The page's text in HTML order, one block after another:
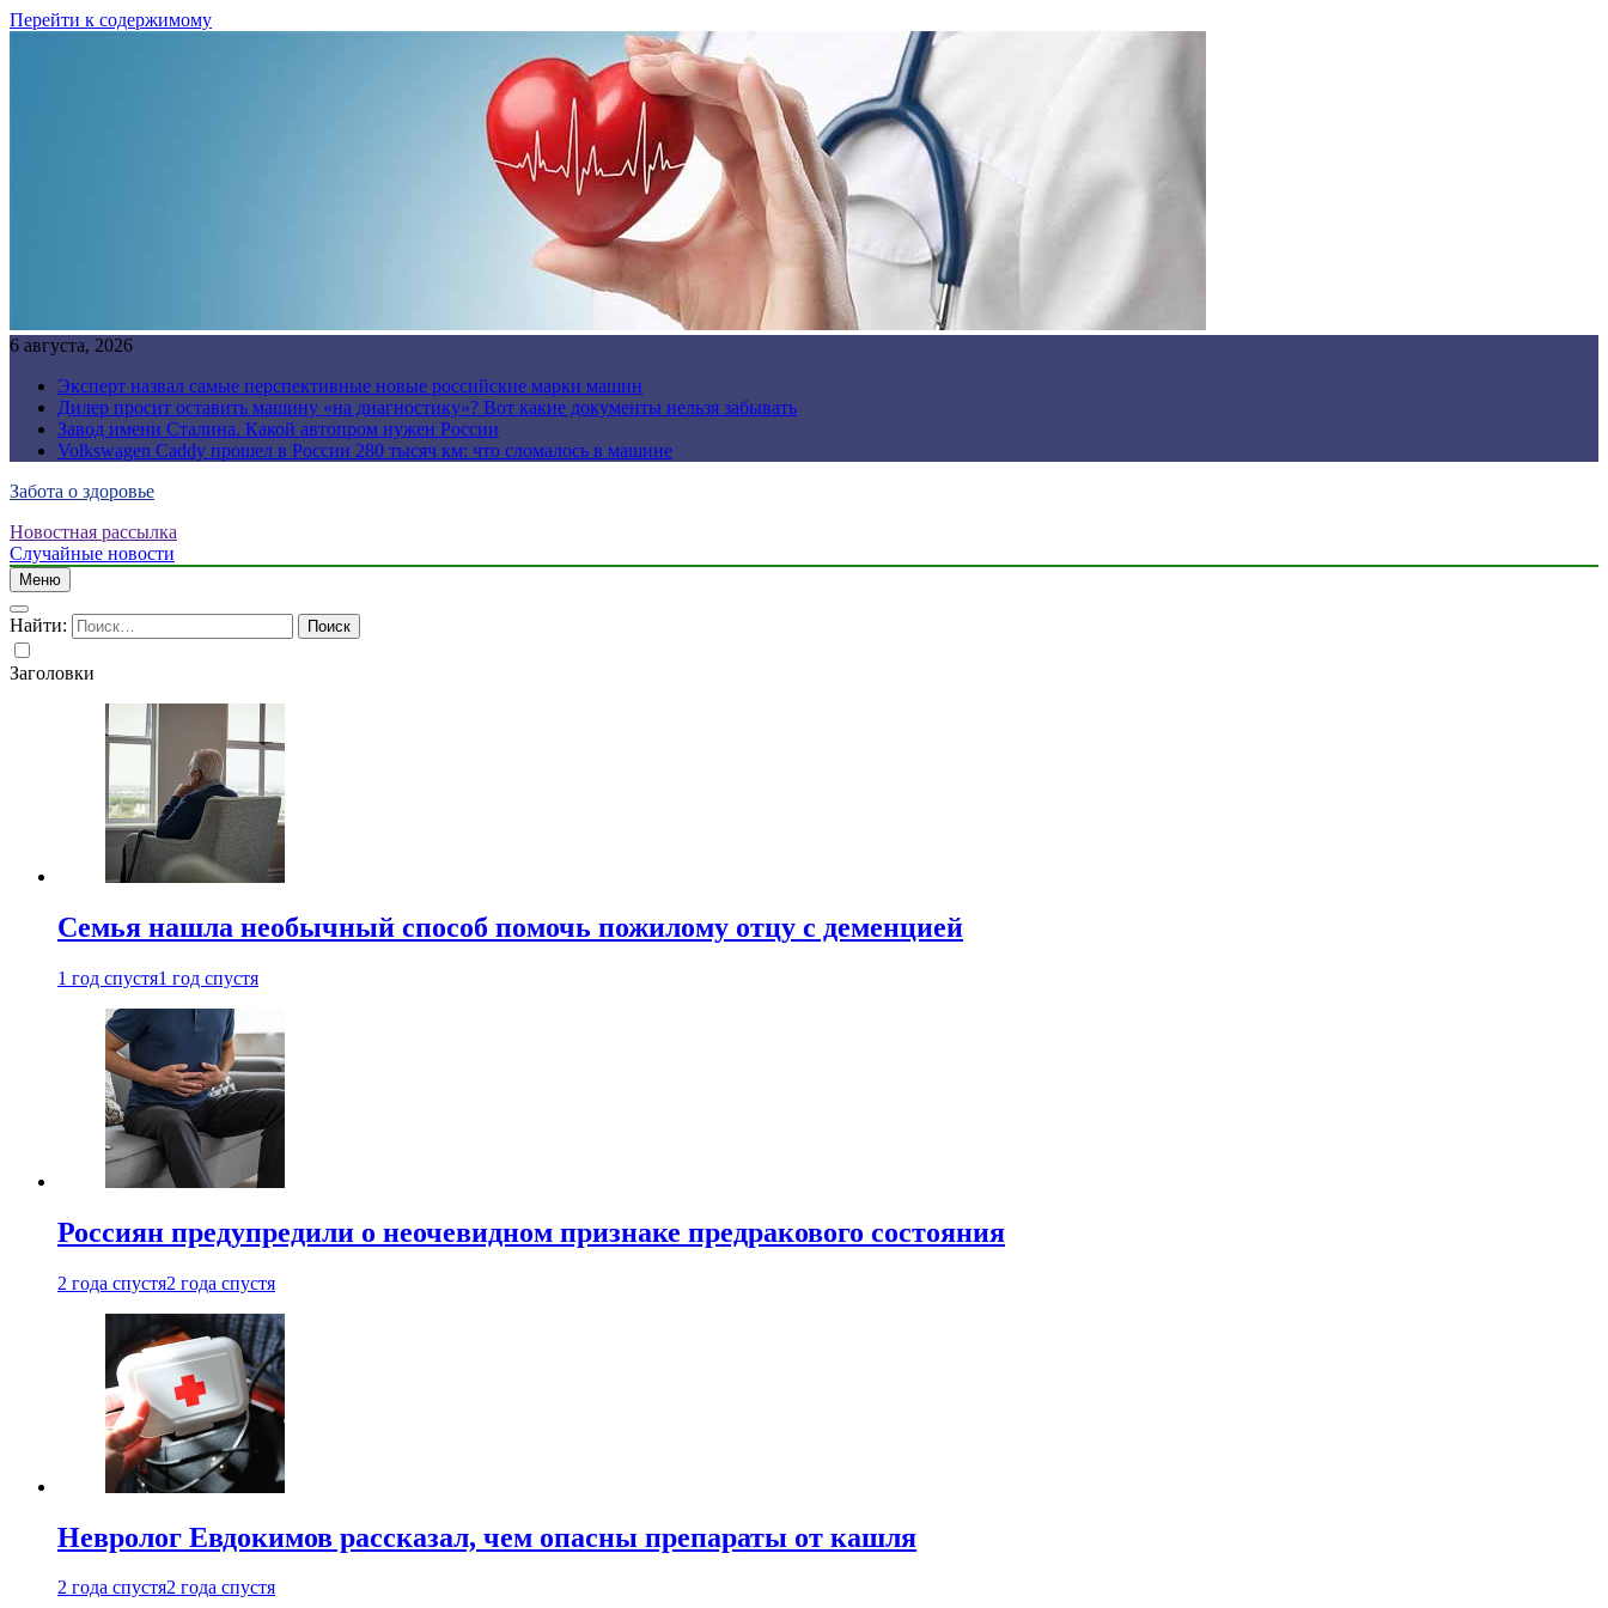
Перейти к содержимому
6 августа, 2026
Эксперт назвал самые перспективные новые российские марки машин
Дилер просит оставить машину «на диагностику»? Вот какие документы нельзя забывать
Завод имени Сталина. Какой автопром нужен России
Volkswagen Caddy прошел в России 280 тысяч км: что сломалось в машине
Забота о здоровье
Новостная рассылка
Случайные новости
Меню
Найти:
Заголовки
Семья нашла необычный способ помочь пожилому отцу с деменцией
1 год спустя1 год спустя
Россиян предупредили о неочевидном признаке предракового состояния
2 года спустя2 года спустя
Невролог Евдокимов рассказал, чем опасны препараты от кашля
2 года спустя2 года спустя